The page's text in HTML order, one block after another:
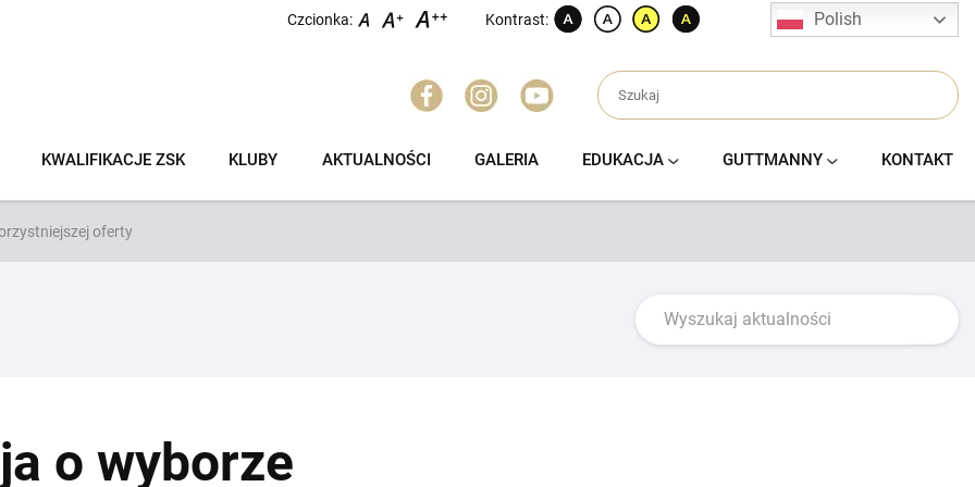
Czcionka: Kontrast: Polish
KWALIFIKACJE ZSK KLUBY AKTUALNOŚCI GALERIA EDUKACJA GUTTMANNY KONTAKT
oferty
o wyborze